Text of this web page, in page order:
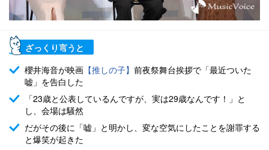
ざっくり言うと
櫻井海音が映画 【推しの子】 前夜祭舞台挨拶で「最近ついた
嘘」を告白した
「23歳と公表しているんですが、実は29歳なんです！」と
し、会場は騒然
だがその後に「嘘」と明かし、変な空気にしたことを謝罪する
と爆笑が起きた